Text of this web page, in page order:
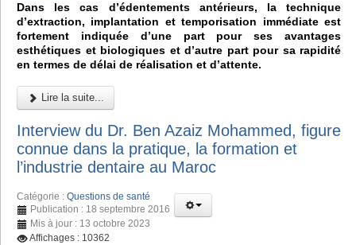
Dans les cas d’édentements antérieurs, la technique
d’extraction, implantation et temporisation immédiate est
fortement indiquée d’une part pour ses avantages
esthétiques et biologiques et d’autre part pour sa rapidité
en termes de délai de réalisation et d’attente.
Lire la suite...
Interview du Dr. Ben Azaiz Mohammed, figure
connue dans la pratique, la formation et
l’industrie dentaire au Maroc
Catégorie : Questions de santé
Publication : 18 septembre 2016
Mis à jour : 13 octobre 2023
Affichages : 10362